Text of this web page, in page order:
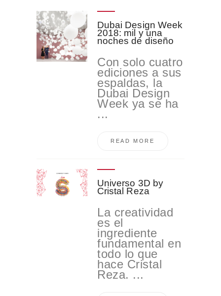
Dubai Design Week
2018: mil y una
noches de diseño
Con solo cuatro
ediciones a sus
espaldas, la
Dubai Design
Week ya se ha
...
READ MORE
Universo 3D by
Cristal Reza
La creatividad
es el
ingrediente
fundamental en
todo lo que
hace Cristal
Reza. ...